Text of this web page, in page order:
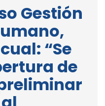
Gestión
“Se
de